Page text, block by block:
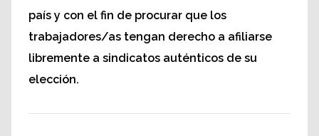
país y con el fin de procurar que los
trabajadores/as tengan derecho a afiliarse
libremente a sindicatos auténticos de su
elección.